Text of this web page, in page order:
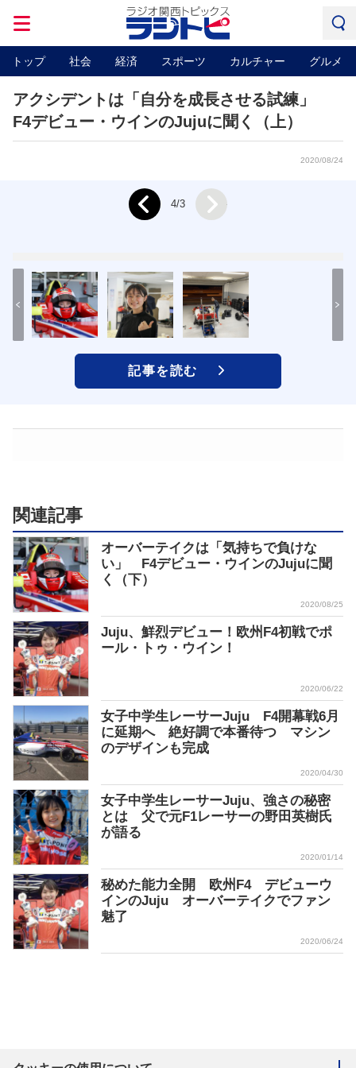
トップ 社会 経済 スポーツ カルチャー グルメ
アクシデントは「自分を成長させる試練」
F4デビュー・ウインのJujuに聞く（上）
2020/08/24
Prev 4/3 Next
記事を読む
関連記事
オーバーテイクは「気持ちで負けな
い」 F4デビュー・ウインのJujuに聞
く（下）
2020/08/25
Juju、鮮烈デビュー！欧州F4初戦でポ
ール・トゥ・ウイン！
2020/06/22
女子中学生レーサーJuju F4開幕戦6月
に延期へ 絶好調で本番待つ マシン
のデザインも完成
2020/04/30
女子中学生レーサーJuju、強さの秘密
とは 父で元F1レーサーの野田英樹氏
が語る
2020/01/14
秘めた能力全開 欧州F4 デビューウ
インのJuju オーバーテイクでファン
魅了
2020/06/24